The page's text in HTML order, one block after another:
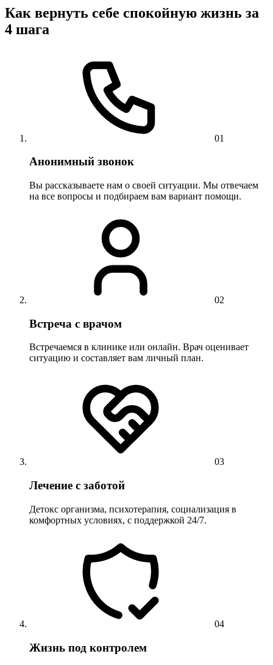
Как вернуть себе спокойную жизнь за
4 шага
01
Анонимный звонок
Вы рассказываете нам о своей ситуации. Мы отвечаем
на все вопросы и подбираем вам вариант помощи.
02
Встреча с врачом
Встречаемся в клинике или онлайн. Врач оценивает
ситуацию и составляет вам личный план.
03
Лечение с заботой
Детокс организма, психотерапия, социализация в
комфортных условиях, с поддержкой 24/7.
04
Жизнь под контролем